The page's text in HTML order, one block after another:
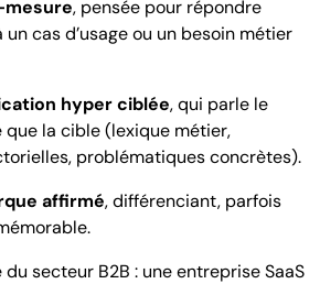
, pensée pour répondre
cas d’usage ou un besoin métier
hyper ciblée, qui parle le
que la cible (lexique métier,
problématiques concrètes).
affirmé, différenciant, parfois
secteur B2B : une entreprise SaaS